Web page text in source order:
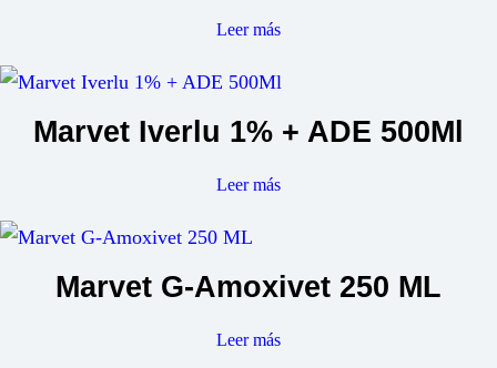
Leer más
Marvet Iverlu 1% + ADE 500Ml
Leer más
Marvet G-Amoxivet 250 ML
Leer más